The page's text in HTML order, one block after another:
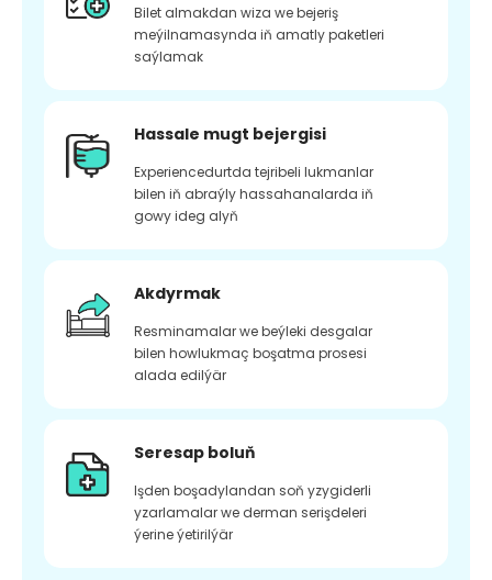
Bilet almakdan wiza we bejeriş
meýilnamasynda iň amatly paketleri
saýlamak
Hassale mugt bejergisi
Experiencedurtda tejribeli lukmanlar
bilen iň abraýly hassahanalarda iň
gowy ideg alyň
Akdyrmak
Resminamalar we beýleki desgalar
bilen howlukmaç boşatma prosesi
alada edilýär
Seresap boluň
Işden boşadylandan soň yzygiderli
yzarlamalar we derman serişdeleri
ýerine ýetirilýär